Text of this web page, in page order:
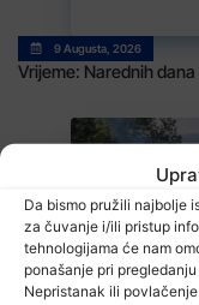
Da bismo pružili najbolje
za čuvanje i/ili pristup
tehnologijama će nam
ponašanje pri
Nepristanak ili
9 Augusta, 2026
Vrijeme: Narednih
8 Augusta, 2026